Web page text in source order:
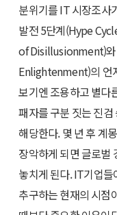
분위기를 IT 시장조사
발전 5단계(Hype
of Disillusionment)
Enlightenment)의 언
보기엔 조용하고 별다
패자를 구분 짓는 진
해당한다. 몇 년 후 계
장악하게 되면 글로벌
놓치게 된다. IT기업
추구하는 현재의 시점